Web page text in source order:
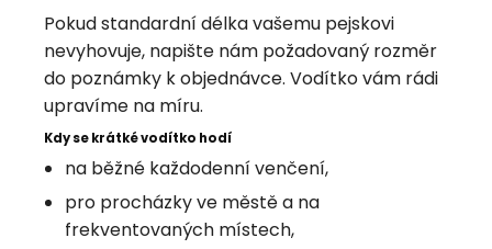
Pokud standardní délka vašemu pejskovi
nevyhovuje, napište nám požadovaný rozměr
do poznámky k objednávce. Vodítko vám rádi
upravíme na míru.
Kdy se krátké vodítko hodí
na běžné každodenní venčení,
pro procházky ve městě a na
frekventovaných místech,